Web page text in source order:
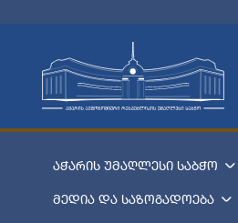
აჭარის უმაღლესი საბჭო
მედია და საზოგადოება